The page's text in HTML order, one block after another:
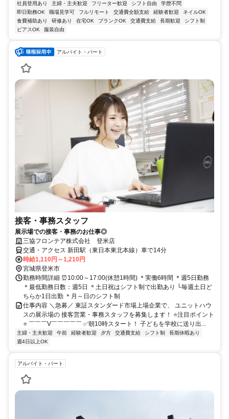
社員登用あり 主婦・主夫歓迎 フリーター歓迎 シフト自由
学歴不問
即日勤務OK
職場見学可 フルリモート 交通費全額支給 経験者歓迎
ネイルOK
食費補助あり
研修あり 在宅OK ブランクOK 交通費支給 長期歓迎
シフト制
ピアスOK
服装自由
アルバイト・パート
接客・事務スタッフ
展示場での接客・事務のお仕事◎
三協フロンテア株式会社 登米店
交通・アクセス 新田駅（東日本東北本線）車で14分
時給1,110円～1,210円
宮城県登米市
勤務時間詳細 ⏰10:00～17:00(休憩1時間) ＊実働6時間 ＊週5日勤務
＊最低勤務日数：週5日 ＊土日祝はシフト制で出勤あり └毎週土日ど
ちらか1日出勤 ＊月～日のシフト制
仕事内容 ＼急募／ 東証スタンダード市場上場企業で、 ユニットハウ
スの展示場の 接客営業・事務スタッフを募集します！ ⭐注目ポイント
⭐ ￣￣￣V￣￣￣￣￣ ✅朝10時スタート！ 子どもを学校に送り出...
主婦・主夫歓迎 午前 経験者歓迎 夕方 交通費支給 シフト制
長期休暇あり
週4日以上OK
アルバイト・パート